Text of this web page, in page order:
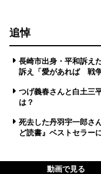
追悼
長崎市出身・平和訴え
訴え「愛があれば 戦
つげ義春さんと白土三
は？
死去した丹羽宇一郎さ
ど読書』ベストセラー
動画で見る